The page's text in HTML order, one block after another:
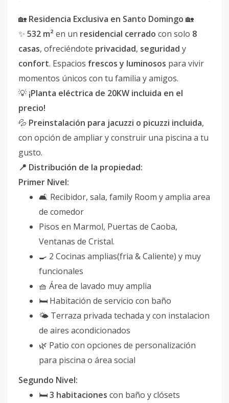
🏡 Residencia Exclusiva en Santo Domingo 🏡
✨ 532 m²en un residencial cerrado con solo 8
casas, ofreciéndote privacidad, seguridad y
confort. Espacios frescos y luminosos para vivir
momentos únicos con tu familia y amigos.
💡 ¡Planta eléctrica de 20KW incluida en el
precio!
💦 Preinstalación para jacuzzi o picuzzi incluida,
con opción de ampliar y construir una piscina a tu
gusto.
📍 Distribución de la propiedad:
Primer Nivel:
🛋 Recibidor, sala, family Room y amplia area
de comedor
Pisos en Marmol, Puertas de Caoba,
Ventanas de Cristal.
🍳 2 Cocinas amplias(fria & Caliente) y muy
funcionales
🧺 Área de lavado muy amplia
🛏 Habitación de servicio con baño
🌤 Terraza privada techada y con instalacion
de aires acondicionados
🌿 Patio con opciones de personalización
para piscina o área social
Segundo Nivel:
🛏3 habitaciones con baño y clósets